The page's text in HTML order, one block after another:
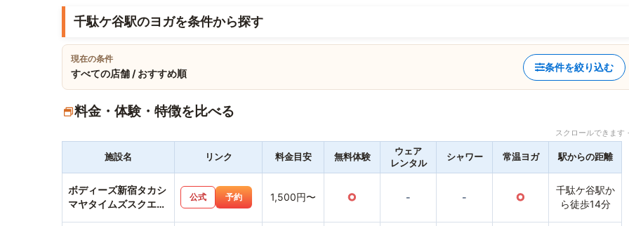
千駄ケ谷駅のヨガを条件から探す
現在の条件
すべての店舗 / おすすめ順
条件を絞り込む
料金・体験・特徴を比べる
スクロールできま
施設名 リンク 料金目安 無料体験
ウェア
レンタル
シャワー 常温ヨガ 駅からの距離
ボディーズ新宿タカシ
マヤタイムズスクエア
公式 予約 1,500円〜 ○ - - ○
千駄ケ谷駅か
ら徒歩14分